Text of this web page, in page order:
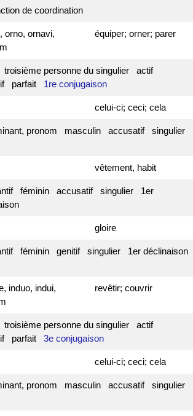
de coordination
orno, ornavi,
équiper; orner; parer
personne du singulier actif
parfait 1re conjugaison
celui-ci; ceci; cela
pronom masculin accusatif singulier
vêtement, habit
féminin accusatif singulier 1er
gloire
féminin genitif singulier 1er déclinaison
induo, indui,
revêtir; couvrir
personne du singulier actif
parfait 3e conjugaison
celui-ci; ceci; cela
pronom masculin accusatif singulier